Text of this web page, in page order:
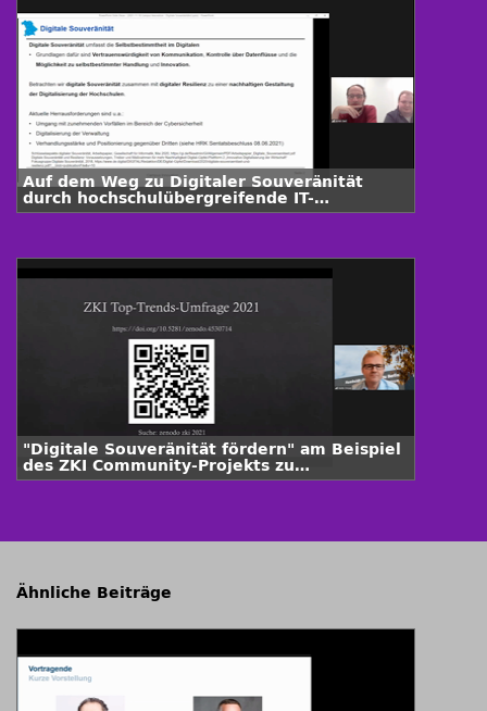
Auf dem Weg zu Digitaler Souveränität
durch hochschulübergreifende IT-
Governance in Bayern
"Digitale Souveränität fördern" am Beispiel
des ZKI Community-Projekts zu
BigBlueButton
Ähnliche Beiträge